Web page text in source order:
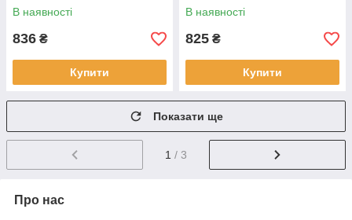
В наявності
836 ₴
Купити
В наявності
825 ₴
Купити
Показати ще
1 / 3
Про нас